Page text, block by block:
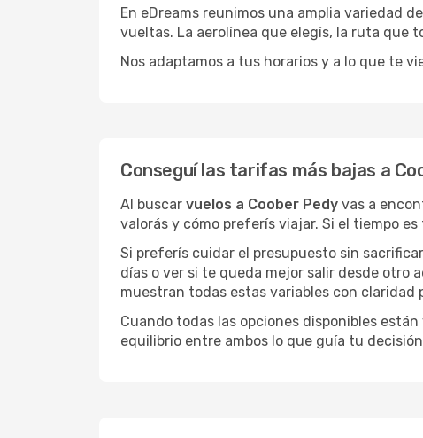
En eDreams reunimos una amplia variedad
vueltas. La aerolínea que elegís, la ruta que
Nos adaptamos a tus horarios y a lo que te
Conseguí las tarifas más bajas a
Al buscar vuelos a Coober Pedy vas a
valorás y cómo preferís viajar. Si el tiempo
Si preferís cuidar el presupuesto sin
días o ver si te queda mejor salir desde otro
muestran todas estas variables con
Cuando todas las opciones disponibles
equilibrio entre ambos lo que guía tu